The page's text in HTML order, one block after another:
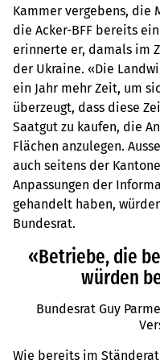
Kammer vergebens, die
die Acker-BFF bereits
erinnerte er, damals im
der Ukraine. «Die
ein Jahr mehr Zeit, um
überzeugt, dass diese
Saatgut zu kaufen, die
Flächen anzulegen.
auch seitens der
Anpassungen der
gehandelt haben,
Bundesrat.
«Betriebe, die
würden
Bundesrat Guy
Wie bereits im